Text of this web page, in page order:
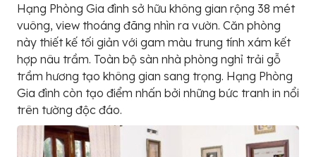
Hạng Phòng Gia đình sở hữu không gian rộng 38 mét
vuông, view thoáng đãng nhìn ra vườn. Căn phòng
này thiết kế tối giản với gam màu trung tính xám kết
hợp nâu trầm. Toàn bộ sàn nhà phòng nghỉ trải gỗ
trầm hương tạo không gian sang trọng. Hạng Phòng
Gia đình còn tạo điểm nhấn bởi những bức tranh in nổi
trên tường độc đáo.